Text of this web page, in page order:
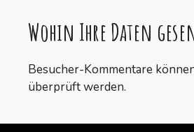
Wohin Ihre Daten
Besucher-Kommentare
überprüft werden.